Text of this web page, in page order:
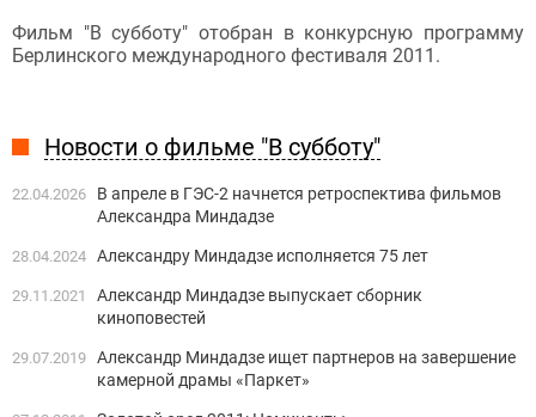
Фильм "В субботу" отобран в конкурсную программу
Берлинского международного фестиваля 2011.
Новости о фильме "В субботу"
22.04.2026
В апреле в ГЭС-2 начнется ретроспектива фильмов
Александра Миндадзе
28.04.2024 Александру Миндадзе исполняется 75 лет
29.11.2021
Александр Миндадзе выпускает сборник
киноповестей
29.07.2019 Александр Миндадзе ищет партнеров на завершение
камерной драмы «Паркет»